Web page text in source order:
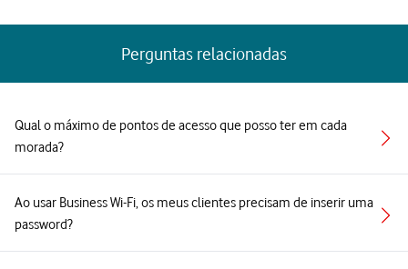
Perguntas relacionadas
Qual o máximo de pontos de acesso que posso ter em cada
morada?
Ao usar Business Wi-Fi, os meus clientes precisam de inserir uma
password?